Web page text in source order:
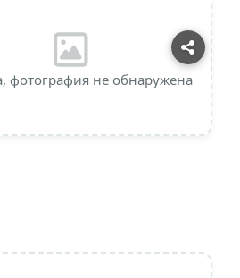
фотография не обнаружена